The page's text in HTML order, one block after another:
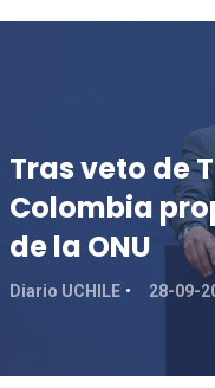
Tras veto de
Colombia
de la ONU
Diario UCHILE 28-09-